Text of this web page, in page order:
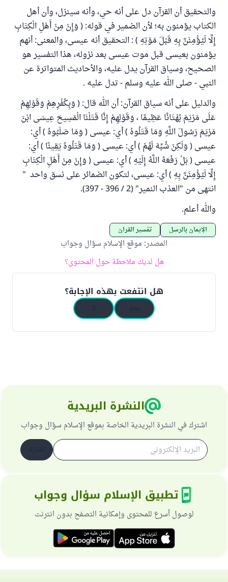
والتحقيق أن القرآن دل على أنه حي، وأنه سينزل، وأن أهل
الكتاب يؤمنون به؛ لأن الضمير في قوله: ( وَإِنْ مِنْ أَهْلِ الْكِتَابِ
إِلَّا لَيُؤْمِنَنَّ بِهِ قَبْلَ مَوْتِهِ ) : التحقيق أنه عيسى، والمعنى: أنهم
يؤمنون بعيسى قبل موت عيسى بعد نزوله، هذا التفسير هو
الصحيح، وسياق القرآن يدل عليه، والأحاديث المتواترة عن
النبي - صلى الله عليه وسلم - تدل عليه .
والدليل على أنه سياق القرآن: أن الله قال: ( وَبِكُفْرِهِمْ وَقَوْلِهِمْ
عَلَى مَرْيَمَ بُهْتَانًا عَظِيمًا ، وَقَوْلِهِمْ إِنَّا قَتَلْنَا الْمَسِيحَ عِيسَى ابْنَ
مَرْيَمَ رَسُولَ اللَّهِ وَمَا قَتَلُوهُ ) أي: عيسى ( وَمَا صَلَبُوهُ ) أي:
عيسى ( وَلَكِنْ شُبِّهَ لَهُمْ ) أي: عيسى ( وَمَا قَتَلُوهُ يَقِينًا ) أي:
عيسى ( بَلْ رَفَعَهُ اللَّهُ إِلَيْهِ ) أي: عيسى ( وَإِنْ مِنْ أَهْلِ الْكِتَابِ
إِلَّا لَيُؤْمِنَنَّ بِهِ ) أي: عيسى، لتكون الضمائر على نسق واحد "
انتهى من "العذب النمير" (2 / 396 - 397).
والله أعلم.
الإيمان بالرسل تفسير القرآن
المصدر: موقع الإسلام سؤال وجواب
هل لديك ملاحظة حول المحتوى؟
هل انتفعت بهذه الإجابة؟
النشرة البريدية
اشترك في النشرة البريدية الخاصة بموقع الإسلام سؤال وجواب
تطبيق الإسلام سؤال وجواب
لوصول أسرع للمحتوى وإمكانية التصفح بدون انترنت